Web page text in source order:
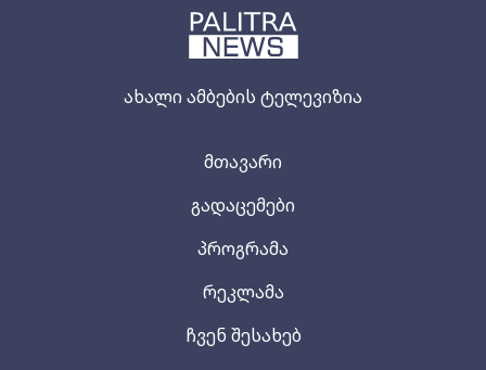
ახალი ამბების ტელევიზია
მთავარი
გადაცემები
პროგრამა
რეკლამა
ჩვენ შესახებ